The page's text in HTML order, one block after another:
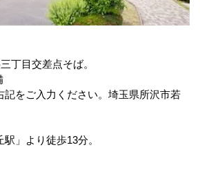
丁目交差点そば。
をご入力ください。埼玉県所沢市若
」より徒歩13分。